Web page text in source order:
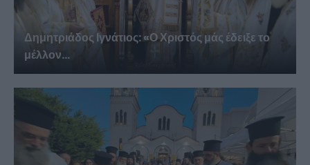
Δημητριάδος Ιγνάτιος: «Ο Χριστός μάς έδειξε το
μέλλον...